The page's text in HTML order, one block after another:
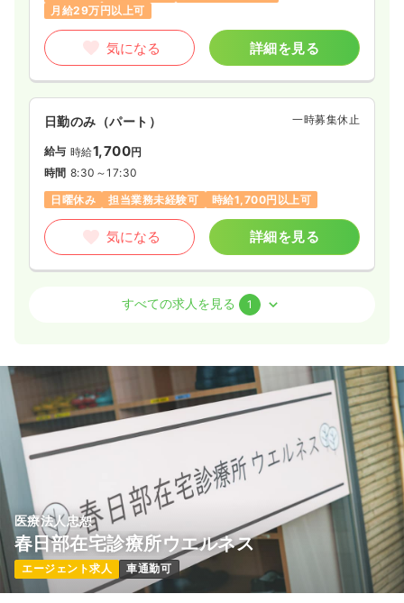
月給29万円以上可
気になる 詳細を見る
日勤のみ（パート） 一時募集休止
給与 時給1,700円
時間 8:30～17:30
日曜休み
担当業務未経験可 時給1,700円以上可
気になる 詳細を見る
万円〜 賞与4ヶ月
※経験5年の例
時間 8:30～17:30
日曜休み
4週8休以上
第二新卒可
月給31万円以上可
気になる 詳細を見る
すべての求人を見る 1
医療法人忠恕
春日部在宅診療所ウエルネス
エージェント求人 車通勤可